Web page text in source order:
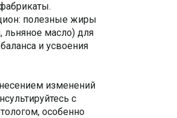
полезные жиры
льняное масло) для
и усвоения
изменений
с
особенно